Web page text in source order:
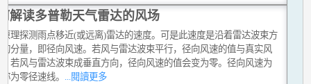
解读多普勒天气雷达的风场
理探测雨点移近(或远离)雷达的速度。可是此速度是沿着雷达波束方
分量，即径向风速。若风与雷达波束平行，径向风速的值与真实风
若风与雷达波束成垂直方向，径向风速的值会变为零。径向风速为
为零径速线。
...閱讀更多